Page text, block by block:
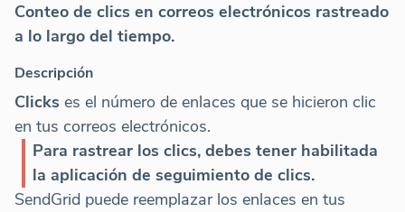
Conteo de clics en correos electrónicos rastreado
a lo largo del tiempo.
Descripción
Clicks es el número de enlaces que se hicieron clic
en tus correos electrónicos.
Para rastrear los clics, debes tener habilitada
la aplicación de seguimiento de clics.
SendGrid puede reemplazar los enlaces en tus